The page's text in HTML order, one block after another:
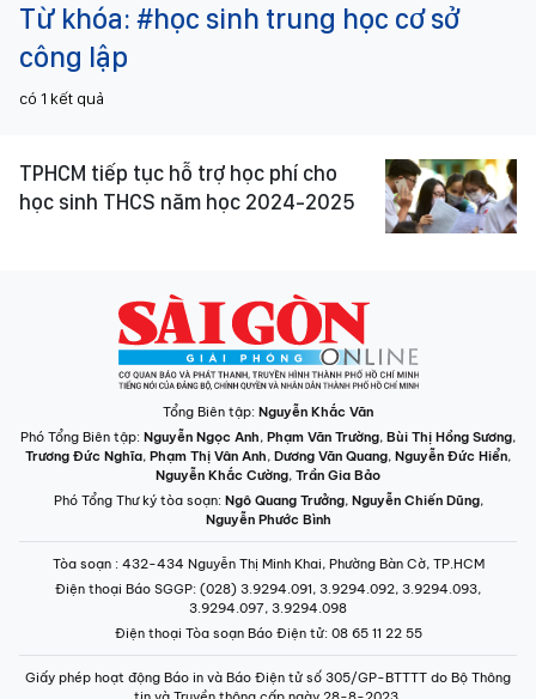
Từ khóa: #học sinh trung học cơ sở
công lập
có 1 kết quả
TPHCM tiếp tục hỗ trợ học phí cho
học sinh THCS năm học 2024-2025
Tổng Biên tập: Nguyễn Khắc Văn
Phó Tổng Biên tập: Nguyễn Ngọc Anh, Phạm Văn Trường, Bùi Thị Hồng Sương,
Trương Đức Nghĩa, Phạm Thị Vân Anh, Dương Văn Quang, Nguyễn Đức Hiển,
Nguyễn Khắc Cường, Trần Gia Bảo
Phó Tổng Thư ký tòa soạn: Ngô Quang Trưởng, Nguyễn Chiến Dũng,
Nguyễn Phước Bình
Tòa soạn : 432-434 Nguyễn Thị Minh Khai, Phường Bàn Cờ, TP.HCM
Điện thoại Báo SGGP: (028) 3.9294.091, 3.9294.092, 3.9294.093,
3.9294.097, 3.9294.098
Điện thoại Tòa soạn Báo Điện tử: 08 65 11 22 55
Giấy phép hoạt động Báo in và Báo Điện tử số 305/GP-BTTTT do Bộ Thông